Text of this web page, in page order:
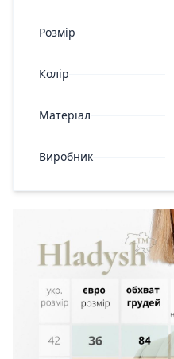
Розмір
Колір
Матеріал
Виробник